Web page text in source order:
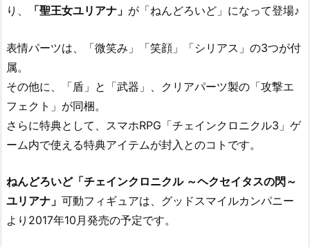
り、
「聖王女ユリアナ」 が「ねんどろいど」になって登場♪
表情パーツは、「微笑み」「笑顔」「シリアス」の3つが付
属。
その他に、「盾」と「武器」、クリアパーツ製の「攻撃エ
フェクト」が同梱。
さらに特典として、スマホRPG「チェインクロニクル3」ゲ
ーム内で使える特典アイテムが封入とのコトです。
ねんどろいど「チェインクロニクル ～ヘクセイタスの閃～
ユリアナ」 可動フィギュアは、グッドスマイルカンパニー
より2017年10月発売の予定です。